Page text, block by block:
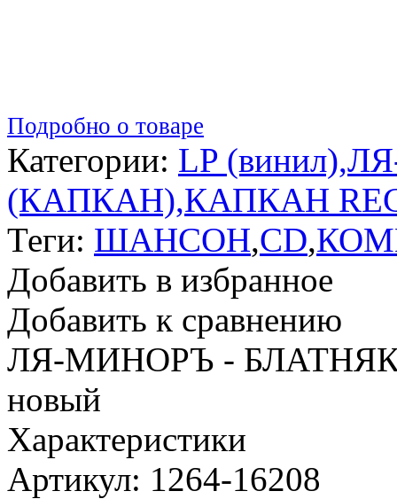
Подробно о товаре
Категории: LP (винил),
(КАПКАН),КАПКАН
Теги: ШАНСОН,CD,
Добавить в избранное
Добавить к сравнению
ЛЯ-МИНОРЪ - БЛАТНЯК
новый
Характеристики
Артикул: 1264-16208